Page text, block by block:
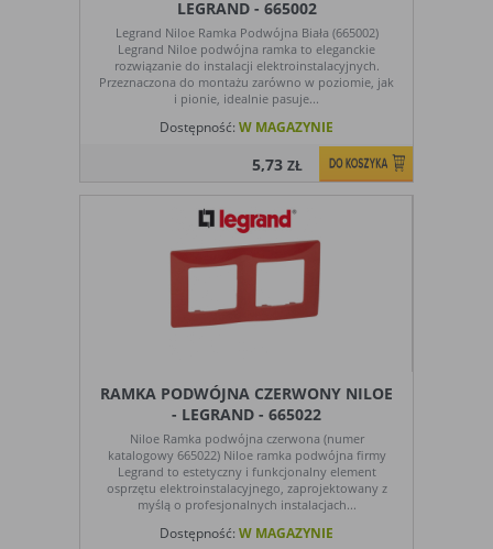
oglądalności
zrozumieć preferencje ich użytkowników
i poprzez analizę ulepszać i rozwijać
produkty i usługi. Zazwyczaj właściciel
witryny lub firma badawcza zbiera
anonimowo informacje i przetwarza
dane na temat trendów bez
identyfikowania danych osobowych
poszczególnych użytkowników
E. Rodzaje cookies ze względu na ingerencję w
prywatność użytkownika:
Opis
obejmuje cookies:
- potrzebne do umożliwienia działania
funkcjonalności witryny, jednak ich
działanie nie ma nic wspólnego ze
śledzeniem użytkownika
wykorzystywane do śledzenia
użytkowników, jednak nie obejmują
informacji pozwalających zidentyfikować
danych konkretnego użytkownika
LEGRAND - 665002
Legrand Niloe Ramka Podwójna Biała (665002)
Legrand Niloe podwójna ramka to eleganckie
rozwiązanie do instalacji elektroinstalacyjnych.
Przeznaczona do montażu zarówno w poziomie, jak
i pionie, idealnie pasuje...
Dostępność: W MAGAZYNIE
5,73ZŁ
RAMKA PODWÓJNA CZERWONY NILOE
- LEGRAND - 665022
Niloe Ramka podwójna czerwona (numer
katalogowy 665022) Niloe ramka podwójna firmy
Legrand to estetyczny i funkcjonalny element
osprzętu elektroinstalacyjnego, zaprojektowany z
myślą o profesjonalnych instalacjach...
Dostępność: W MAGAZYNIE